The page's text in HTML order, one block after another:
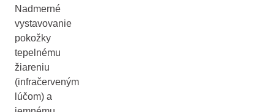
Nadmerné
vystavovanie
pokožky
tepelnému
žiareniu
(infračerveným
lúčom) a